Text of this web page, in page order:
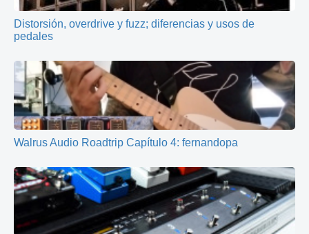
Distorsión, overdrive y fuzz; diferencias y usos de
pedales
Walrus Audio Roadtrip Capítulo 4: fernandopa